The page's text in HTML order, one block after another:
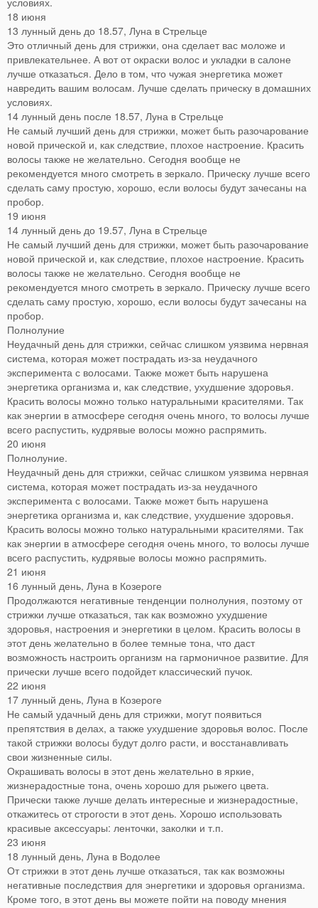
18 июня
13 лунный день до 18.57, Луна в Стрельце
Это отличный день для стрижки, она сделает вас моложе и
привлекательнее. А вот от окраски волос и укладки в салоне
лучше отказаться. Дело в том, что чужая энергетика может
навредить вашим волосам. Лучше сделать прическу в домашних
условиях.
14 лунный день после 18.57, Луна в Стрельце
Не самый лучший день для стрижки, может быть разочарование
новой прической и, как следствие, плохое настроение. Красить
волосы также не желательно. Сегодня вообще не
рекомендуется много смотреть в зеркало. Прическу лучше всего
сделать саму простую, хорошо, если волосы будут зачесаны на
пробор.
19 июня
14 лунный день до 19.57, Луна в Стрельце
Не самый лучший день для стрижки, может быть разочарование
новой прической и, как следствие, плохое настроение. Красить
волосы также не желательно. Сегодня вообще не
рекомендуется много смотреть в зеркало. Прическу лучше всего
сделать саму простую, хорошо, если волосы будут зачесаны на
пробор.
Полнолуние
Неудачный день для стрижки, сейчас слишком уязвима нервная
система, которая может пострадать из-за неудачного
эксперимента с волосами. Также может быть нарушена
энергетика организма и, как следствие, ухудшение здоровья.
Красить волосы можно только натуральными красителями. Так
как энергии в атмосфере сегодня очень много, то волосы лучше
всего распустить, кудрявые волосы можно распрямить.
20 июня
Полнолуние.
Неудачный день для стрижки, сейчас слишком уязвима нервная
система, которая может пострадать из-за неудачного
эксперимента с волосами. Также может быть нарушена
энергетика организма и, как следствие, ухудшение здоровья.
Красить волосы можно только натуральными красителями. Так
как энергии в атмосфере сегодня очень много, то волосы лучше
всего распустить, кудрявые волосы можно распрямить.
21 июня
16 лунный день, Луна в Козероге
Продолжаются негативные тенденции полнолуния, поэтому от
стрижки лучше отказаться, так как возможно ухудшение
здоровья, настроения и энергетики в целом. Красить волосы в
этот день желательно в более темные тона, что даст
возможность настроить организм на гармоничное развитие. Для
прически лучше всего подойдет классический пучок.
22 июня
17 лунный день, Луна в Козероге
Не самый удачный день для стрижки, могут появиться
препятствия в делах, а также ухудшение здоровья волос. После
такой стрижки волосы будут долго расти, и восстанавливать
свои жизненные силы.
Окрашивать волосы в этот день желательно в яркие,
жизнерадостные тона, очень хорошо для рыжего цвета.
Прически также лучше делать интересные и жизнерадостные,
откажитесь от строгости в этот день. Хорошо использовать
красивые аксессуары: ленточки, заколки и т.п.
23 июня
18 лунный день, Луна в Водолее
От стрижки в этот день лучше отказаться, так как возможны
негативные последствия для энергетики и здоровья организма.
Кроме того, в этот день вы можете пойти на поводу мнения